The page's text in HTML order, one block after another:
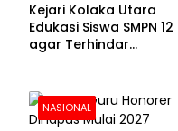
Kejari Kolaka Utara
Edukasi Siswa SMPN 12
agar Terhindar
NASIONAL